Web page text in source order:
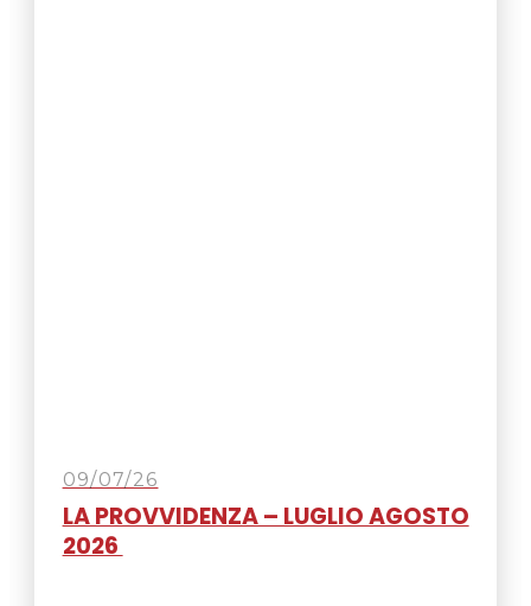
09/07/26
LA PROVVIDENZA – LUGLIO AGOSTO
2026